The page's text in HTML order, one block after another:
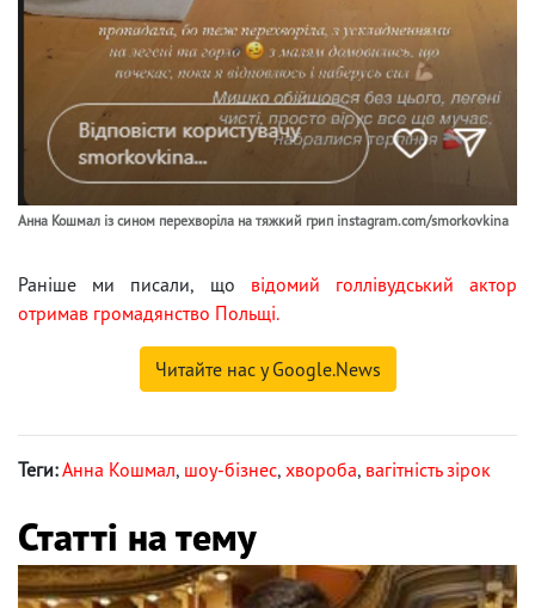
Анна Кошмал із сином перехворіла на тяжкий грип instagram.com/smorkovkina
Раніше ми писали, що відомий голлівудський актор
отримав громадянство Польщі.
Читайте нас у Google.News
Теги:Анна Кошмал, шоу-бізнес, хвороба, вагітність зірок
Статті на тему